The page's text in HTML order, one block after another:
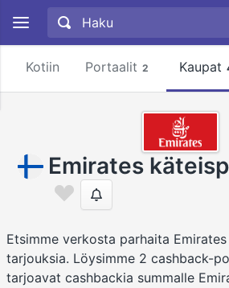
Kotiin Portaalit 2 Kaupat
Emirates
Etsimme verkosta parhaita
tarjouksia. Löysimme 2 cashback-
tarjoavat cashbackia summalle